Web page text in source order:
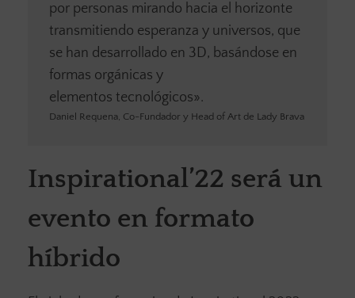
por personas mirando hacia el horizonte
transmitiendo esperanza y universos, que
se han desarrollado en 3D, basándose en
formas orgánicas y
elementos tecnológicos».
Daniel Requena, Co-Fundador y Head of Art de Lady Brava
Inspirational’22 será un
evento en formato
híbrido